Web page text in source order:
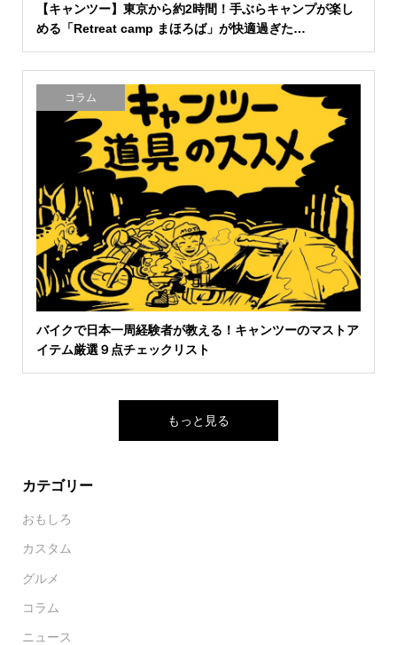
【キャンツー】東京から約2時間！手ぶらキャンプが楽し
める「Retreat camp まほろば」が快適過ぎた…
コラム
バイクで日本一周経験者が教える！キャンツーのマストア
イテム厳選９点チェックリスト
もっと見る
カテゴリー
おもしろ
カスタム
グルメ
コラム
ニュース